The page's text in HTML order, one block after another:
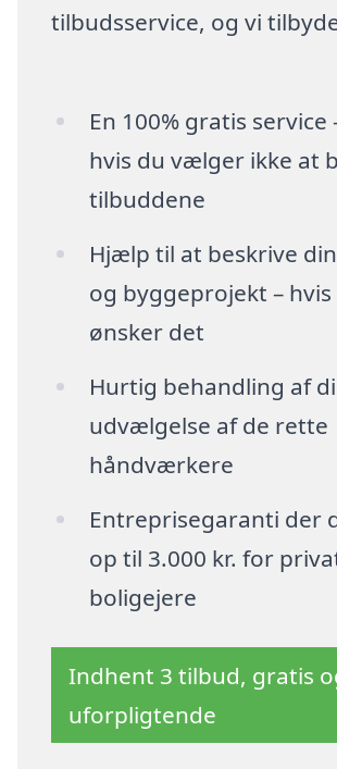
tilbudsservice, og vi
En 100% gratis service
hvis du vælger ikke at
tilbuddene
Hjælp til at beskrive
og byggeprojekt – hvis
ønsker det
Hurtig behandling af
udvælgelse af de rette
håndværkere
Entreprisegaranti der
op til 3.000 kr. for
boligejere
Indhent 3 tilbud, gratis
uforpligtende